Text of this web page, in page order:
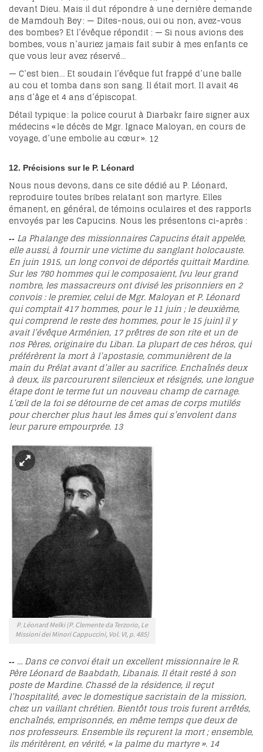
devant Dieu. Mais il dut répondre à une dernière demande
de Mamdouh Bey : — Dites-nous, oui ou non, avez-vous
des bombes? Et l’évêque répondit : — Si nous avions des
bombes, vous n’auriez jamais fait subir à mes enfants ce
que vous leur avez réservé…
— C’est bien… Et soudain l’évêque fut frappé d’une balle
au cou et tomba dans son sang. Il était mort. Il avait 46
ans d’âge et 4 ans d’épiscopat.
Détail typique : la police courut à Diarbakr faire signer aux
médecins « le décès de Mgr. Ignace Maloyan, en cours de
voyage, d’une embolie au cœur ». 12
12. Précisions sur le P. Léonard
Nous nous devons, dans ce site dédié au P. Léonard,
reproduire toutes bribes relatant son martyre. Elles
émanent, en général, de témoins oculaires et des rapports
envoyés par les Capucins. Nous les présentons ci-après :
-- La Phalange des missionnaires Capucins était appelée,
elle aussi, à fournir une victime du sanglant holocauste.
En juin 1915, un long convoi de déportés quittait Mardine.
Sur les 780 hommes qui le composaient, [vu leur grand
nombre, les massacreurs ont divisé les prisonniers en 2
convois : le premier, celui de Mgr. Maloyan et P. Léonard
qui comptait 417 hommes, pour le 11 juin ; le deuxième,
qui comprend le reste des hommes, pour le 15 juin] il y
avait l’évêque Arménien, 17 prêtres de son rite et un de
nos Pères, originaire du Liban. La plupart de ces héros, qui
préférèrent la mort à l’apostasie, communièrent de la
main du Prélat avant d’aller au sacrifice. Enchaînés deux
à deux, ils parcoururent silencieux et résignés, une longue
étape dont le terme fut un nouveau champ de carnage.
L’œil de la foi se détourne de cet amas de corps mutilés
pour chercher plus haut les âmes qui s’envolent dans
leur parure empourprée. 13
P. Léonard Melki (P. Clemente da Terzorio, Le
Missioni dei Minori Cappuccini, Vol. VI, p. 485)
-- … Dans ce convoi était un excellent missionnaire le R.
Père Léonard de Baabdath, Libanais. Il était resté à son
poste de Mardine. Chassé de la résidence, il reçut
l’hospitalité, avec le domestique sacristain de la mission,
chez un vaillant chrétien. Bientôt tous trois furent arrêtés,
enchaînés, emprisonnés, en même temps que deux de
nos professeurs. Ensemble ils reçurent la mort ; ensemble,
ils méritèrent, en vérité, « la palme du martyre ». 14